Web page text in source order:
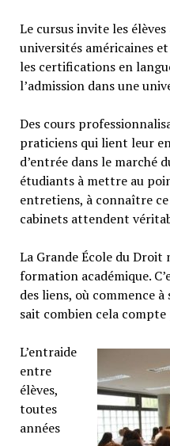
Le cursus invite les élèves
universités américaines
les certifications en
l’admission dans une
Des cours
praticiens qui lient leur
d’entrée dans le marché
étudiants à mettre au
entretiens, à connaître
cabinets attendent
La Grande École du Droit
formation académique.
des liens, où commence
sait combien cela
L’entraide
entre
élèves,
toutes
années